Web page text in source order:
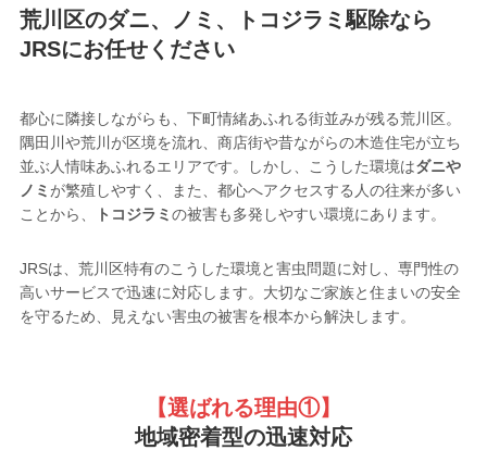
荒川区のダニ、ノミ、トコジラミ駆除なら
JRSにお任せください
都心に隣接しながらも、下町情緒あふれる街並みが残る荒川区。
隅田川や荒川が区境を流れ、商店街や昔ながらの木造住宅が立ち
並ぶ人情味あふれるエリアです。しかし、こうした環境はダニや
ノミ が繁殖しやすく、また、都心へアクセスする人の往来が多い
ことから、
トコジラミの被害も多発しやすい環境にあります。
JRSは、荒川区特有のこうした環境と害虫問題に対し、専門性の
高いサービスで迅速に対応します。大切なご家族と住まいの安全
を守るため、見えない害虫の被害を根本から解決します。
【選ばれる理由①】
地域密着型の迅速対応